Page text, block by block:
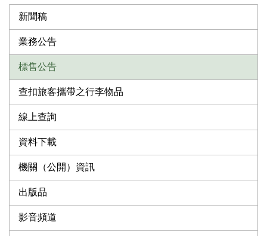
新聞稿
業務公告
標售公告
查扣旅客攜帶之行李物品
線上查詢
資料下載
機關（公開）資訊
出版品
影音頻道